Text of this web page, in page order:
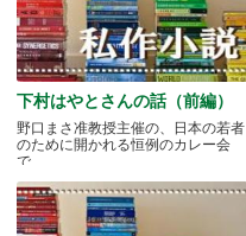
下村はやとさんの話（前編）
野口まさ准教授主催の、日本の若者
のために開かれる恒例のカレー会
で.....